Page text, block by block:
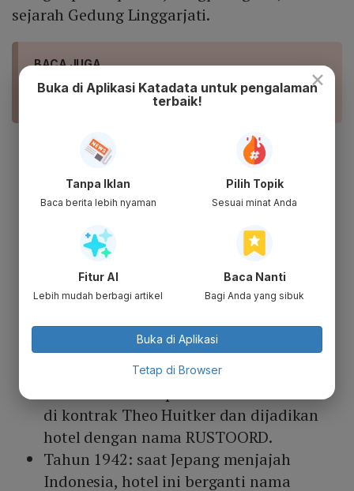
sejarah Gedung Linggarjati.
BACA JUGA
Sejak Zaman Hindia Belanda
Tahun 1981: tempat tersebut masih
berupa gubuk sederhana milik Ibu
Jasitem.
menjadi bangunan semi permanen oleh
seorang berkebangsaan Belanda
bernama Tersana.
Tahun 1930: bagunan semi permanen
tersebut diubah menjdi bangunan
permanan dan menjadi rumah tinggal
keluarga Van Os.
Tahun 1935: tempat tersebut kemudian
di kontrak Theo Huitker dan dijadikan
hotel dengan nama RUSTOORD.
Tahun 1942: saat Jepang menjajah
Indonesia, hotel ini berganti nama
×
Buka di Aplikasi Katadata untuk pengalaman
terbaik!
Tanpa Iklan
Baca berita lebih nyaman
Pilih Topik
Sesuai minat Anda
Fitur AI
Lebih mudah berbagi artikel
Baca Nanti
Bagi Anda yang sibuk
Buka di Aplikasi
Tetap di Browser